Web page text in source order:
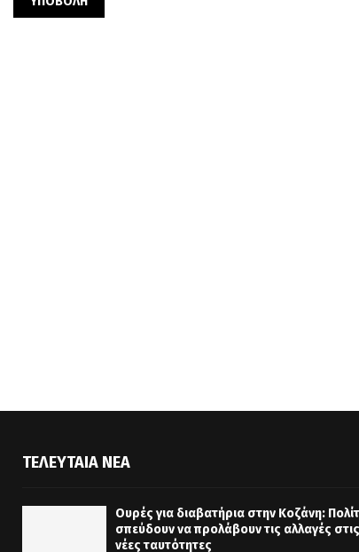
ΤΕΛΕΥΤΑΊΑ ΝΈΑ
Ουρές για διαβατήρια στην Κοζάνη:
σπεύδουν να προλάβουν τις αλλαγές στις
νέες ταυτότητες